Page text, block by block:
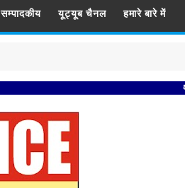
सम्पादकीय यूट्यूब चैनल हमारे बारे में
प्रबिसि